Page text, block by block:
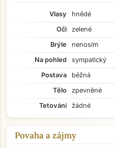
Vlasy
hnědé
Oči
zelené
Brýle
nenosím
Na pohled
sympatický
Postava
běžná
Tělo
zpevněné
Tetování
žádné
Povaha a zájmy